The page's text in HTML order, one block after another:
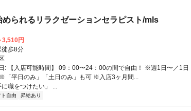
められるリラクゼーションセラピスト/mls
3,510円
: 鳳駅徒歩8分
: 【入店可能時間】 09：00〜24：00の間で自由！ ※週1日〜／1日
「平日のみ」「土日のみ」も可 ※入店3ヶ月間...
職をつけたい」 ...
ト自由 昇給あり